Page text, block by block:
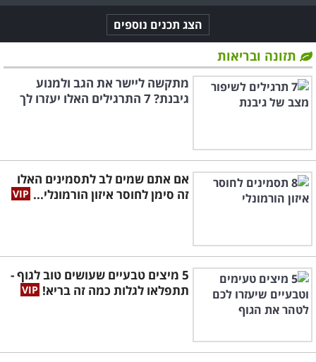
הצג תכנים נוספים
תזונה ובריאות
מתקשה ליישר את הגב ולמנוע
גיבנת? 7 התרגילים האלו יעזרו לך
אם אתם שמים לב לתסמינים האלו
זה סימן לחוסר איזון הורמונלי...
5 מיצים טבעיים שעושים טוב לגוף -
תתפלאו לגלות כמה זה בריא!